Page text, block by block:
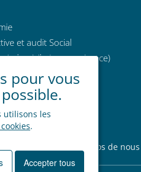
et audit Social
à domicile (sous-traitance)
A propos de nous
pour vous
utilisons les
.
Accepter tous